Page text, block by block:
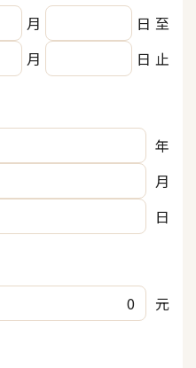
月 日 至
月 日 止
年
月
日
元